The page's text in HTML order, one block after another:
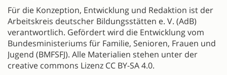
Für die Konzeption, Entwicklung und Redaktion ist der
Arbeitskreis deutscher Bildungsstätten e. V. (AdB)
verantwortlich. Gefördert wird die Entwicklung vom
Bundesministeriums für Familie, Senioren, Frauen und
Jugend (BMFSFJ). Alle Materialien stehen unter der
creative commons Lizenz CC BY-SA 4.0.